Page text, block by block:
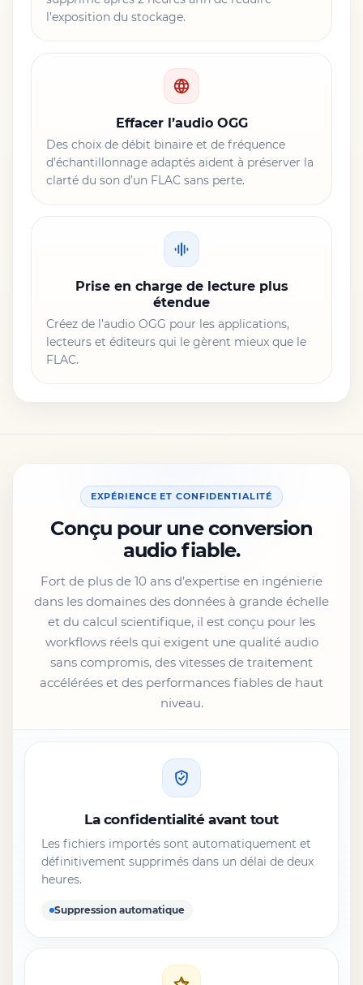
l’exposition du stockage.
Effacer l’audio OGG
Des choix de débit binaire et de fréquence
d’échantillonnage adaptés aident à préserver la
clarté du son d’un FLAC sans perte.
Prise en charge de lecture plus
étendue
Créez de l’audio OGG pour les applications,
lecteurs et éditeurs qui le gèrent mieux que le
FLAC.
EXPÉRIENCE ET CONFIDENTIALITÉ
Conçu pour une conversion
audio fiable.
Fort de plus de 10 ans d’expertise en ingénierie
dans les domaines des données à grande échelle
et du calcul scientifique, il est conçu pour les
workflows réels qui exigent une qualité audio
sans compromis, des vitesses de traitement
accélérées et des performances fiables de haut
niveau.
La confidentialité avant tout
Les fichiers importés sont automatiquement et
définitivement supprimés dans un délai de deux
heures.
Suppression automatique